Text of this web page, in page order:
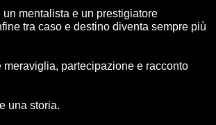
mentalista e un prestigiatore
tra caso e destino diventa sempre più
partecipazione e racconto
una storia.